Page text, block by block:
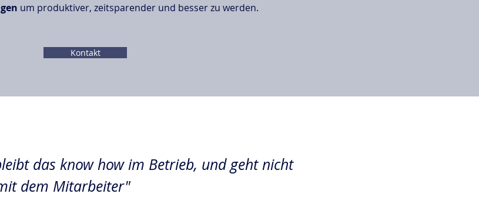
um produktiver, zeitsparender und besser zu werden.
Kontakt
das know how im Betrieb, und geht nicht
dem Mitarbeiter"